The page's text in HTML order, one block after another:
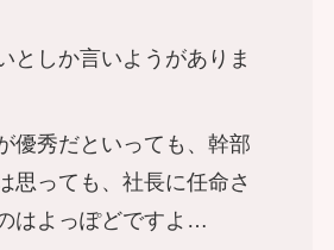
としか言いようがありま
優秀だといっても、幹部
思っても、社長に任命さ
はよっぽどですよ…